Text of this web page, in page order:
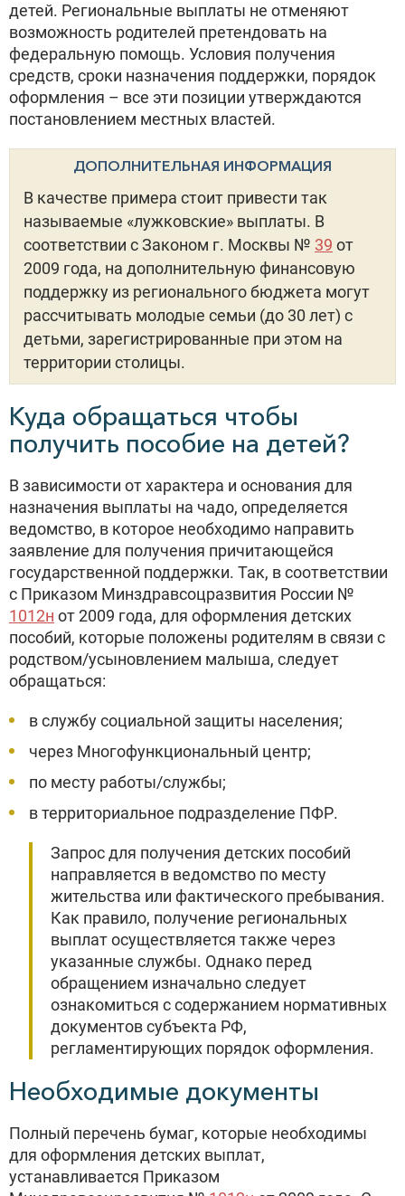
детей. Региональные выплаты не отменяют
возможность родителей претендовать на
федеральную помощь. Условия получения
средств, сроки назначения поддержки, порядок
оформления – все эти позиции утверждаются
постановлением местных властей.
ДОПОЛНИТЕЛЬНАЯ ИНФОРМАЦИЯ
В качестве примера стоит привести так
называемые «лужковские» выплаты. В
соответствии с Законом г. Москвы № 39 от
2009 года, на дополнительную финансовую
поддержку из регионального бюджета могут
рассчитывать молодые семьи (до 30 лет) с
детьми, зарегистрированные при этом на
территории столицы.
Куда обращаться чтобы
получить пособие на детей?
В зависимости от характера и основания для
назначения выплаты на чадо, определяется
ведомство, в которое необходимо направить
заявление для получения причитающейся
государственной поддержки. Так, в соответствии
с Приказом Минздравсоцразвития России №
1012н от 2009 года, для оформления детских
пособий, которые положены родителям в связи с
родством/усыновлением малыша, следует
обращаться:
в службу социальной защиты населения;
через Многофункциональный центр;
по месту работы/службы;
в территориальное подразделение ПФР.
Запрос для получения детских пособий
направляется в ведомство по месту
жительства или фактического пребывания.
Как правило, получение региональных
выплат осуществляется также через
указанные службы. Однако перед
обращением изначально следует
ознакомиться с содержанием нормативных
документов субъекта РФ,
регламентирующих порядок оформления.
Необходимые документы
Полный перечень бумаг, которые необходимы
для оформления детских выплат,
устанавливается Приказом